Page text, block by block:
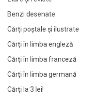
Benzi desenate
Cărți poștale și ilustrate
Cărți în limba engleză
Cărți în limba franceză
Cărți în limba germană
Cărți la 3 lei!